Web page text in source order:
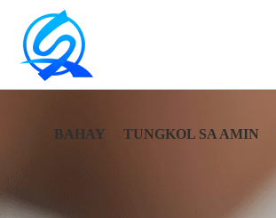
BAHAY TUNGKOL SA AMIN